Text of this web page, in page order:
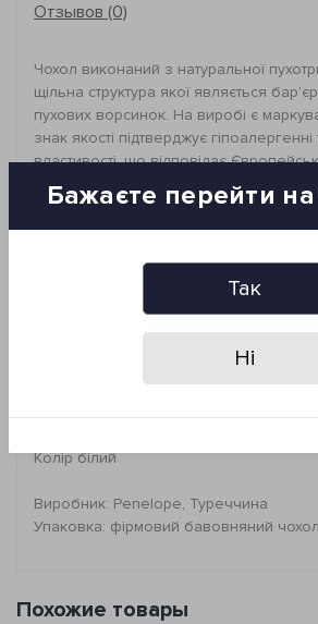
Отзывов (0)
Чохол виконаний з натуральної
щільна структура якої являється
пухових ворсинок. На виробі є
знак якості підтверджує гіпоалергенні
властивості, що відповідає
13186. Блискавка на чохлі дозволяє
подушку всередині виробу.
- прасувати при низькому
Колір білий
Виробник: Penelope, Туреччина
Упаковка: фірмовий бавовняний чохол
Похожие товары
Бажаєте перейти на
Так
Ні